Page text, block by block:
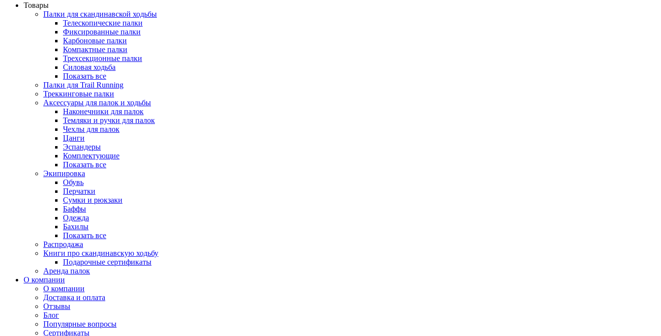
Товары
Палки для скандинавской ходьбы
Телескопические палки
Фиксированные палки
Карбоновые палки
Компактные палки
Трехсекционные палки
Силовая ходьба
Показать все
Палки для Trail Running
Треккинговые палки
Аксессуары для палок и ходьбы
Наконечники для палок
Темляки и ручки для палок
Чехлы для палок
Цанги
Эспандеры
Комплектующие
Показать все
Экипировка
Обувь
Перчатки
Сумки и рюкзаки
Баффы
Одежда
Бахилы
Показать все
Распродажа
Книги про скандинавскую ходьбу
Подарочные сертификаты
Аренда палок
О компании
О компании
Доставка и оплата
Отзывы
Блог
Популярные вопросы
Сертификаты